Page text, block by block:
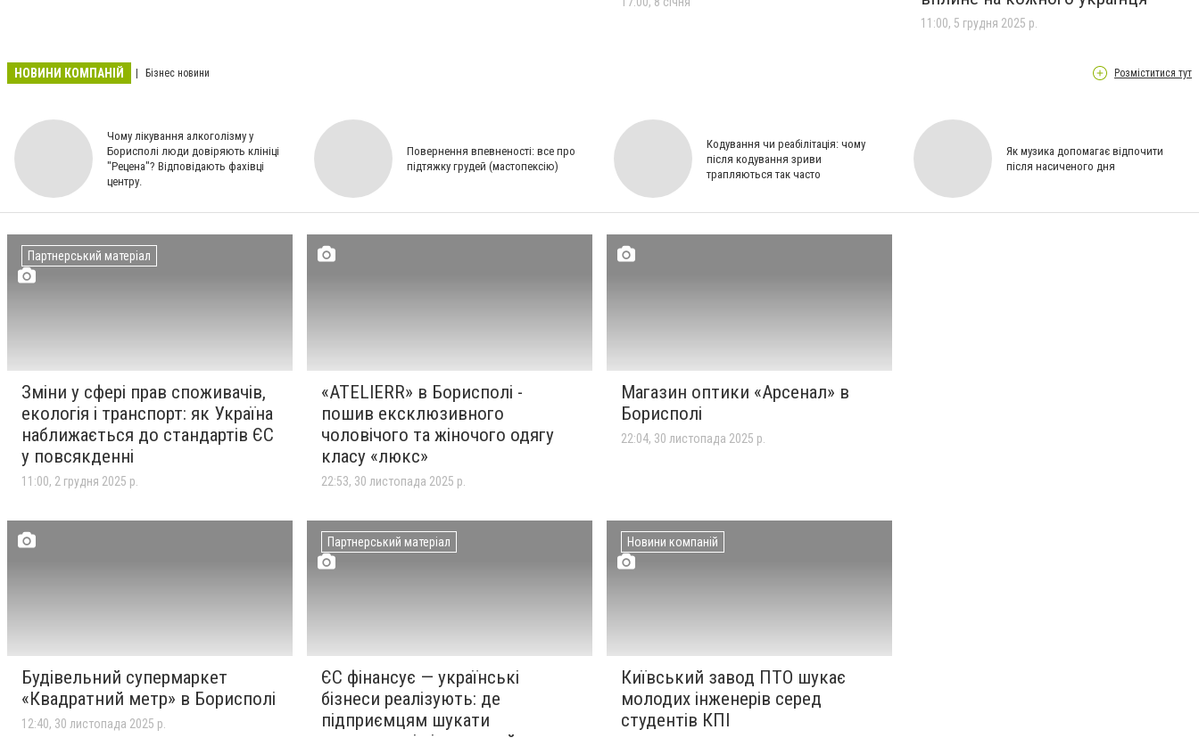
11:00, 5 грудня 2025 р.
НОВИНИ КОМПАНІЙ Бізнес новини Розміститися тут
Чому лікування алкоголізму у
Борисполі люди довіряють клініці
"Рецена"? Відповідають фахівці
центру.
Повернення впевненості: все про
підтяжку грудей (мастопексію)
Кодування чи реабілітація: чому
після кодування зриви
трапляються так часто
Як музика допомагає відпочити
після насиченого дня
Партнерський матеріал
Зміни у сфері прав споживачів,
екологія і транспорт: як Україна
наближається до стандартів ЄС
у повсякденні
11:00, 2 грудня 2025 р.
«ATELIERR» в Борисполі -
пошив ексклюзивного
чоловічого та жіночого одягу
класу «люкс»
22:53, 30 листопада 2025 р.
Магазин оптики «Арсенал» в
Борисполі
22:04, 30 листопада 2025 р.
Будівельний супермаркет
«Квадратний метр» в Борисполі
12:40, 30 листопада 2025 р.
Партнерський матеріал
ЄС фінансує — українські
бізнеси реалізують: де
підприємцям шукати
Новини компаній
Київський завод ПТО шукає
молодих інженерів серед
студентів КПІ